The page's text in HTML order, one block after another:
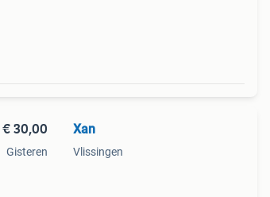
€ 30,00
Gisteren
Xan
Vlissingen